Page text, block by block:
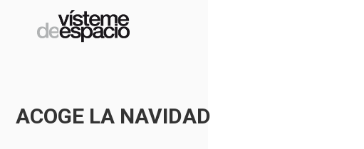
ACOGE LA NAVIDAD